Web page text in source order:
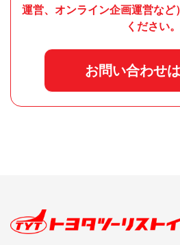
運営、オンライン企画運営など
ください。
お問い合わせ